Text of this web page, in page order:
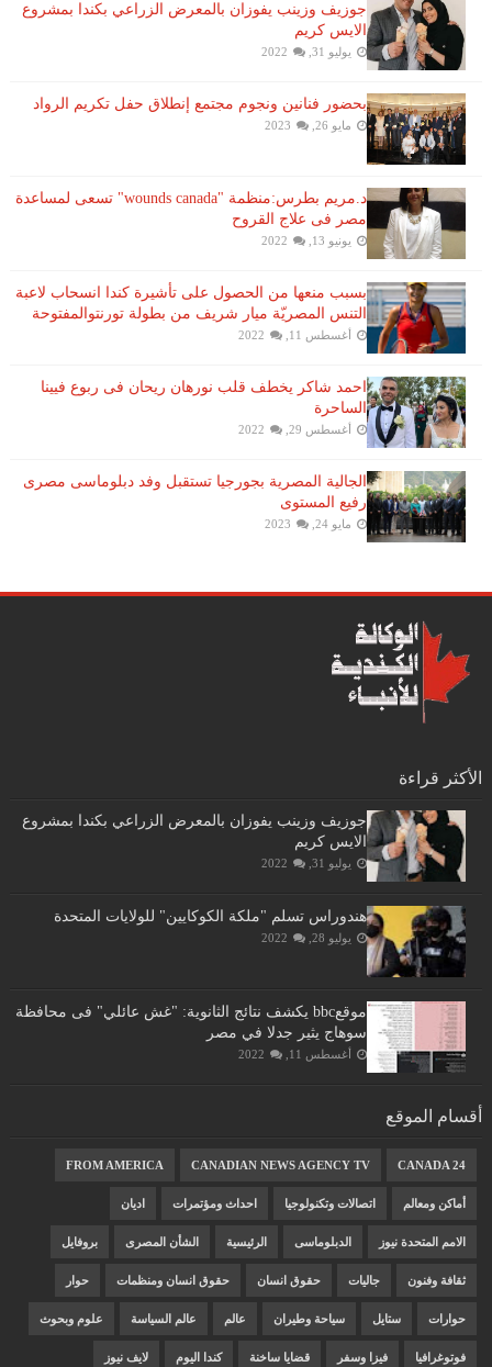
جوزيف وزينب يفوزان بالمعرض الزراعي بكندا بمشروع
الايس كريم
يوليو 31, 2022
بحضور فنانين ونجوم مجتمع إنطلاق حفل تكريم الرواد
مايو 26, 2023
د.مريم بطرس:منظمة "wounds canada" تسعى لمساعدة
مصر فى علاج القروح
يونيو 13, 2022
بسبب منعها من الحصول على تأشيرة كندا انسحاب لاعبة ​
التنس​ المصريّة ​ميار شريف​ من بطولة ​تورنتو​المفتوحة
أغسطس 11, 2022
احمد شاكر يخطف قلب نورهان ريحان فى ربوع فيينا
الساحرة
أغسطس 29, 2022
الجالية المصرية بجورجيا تستقبل وفد دبلوماسى مصرى
رفيع المستوى
مايو 24, 2023
الأكثر قراءة
جوزيف وزينب يفوزان بالمعرض الزراعي بكندا بمشروع
الايس كريم
يوليو 31, 2022
هندوراس تسلم "ملكة الكوكايين" للولايات المتحدة
يوليو 28, 2022
موقعbbc يكشف نتائج الثانوية: "غش عائلي" فى محافظة
سوهاج يثير جدلا في مصر
أغسطس 11, 2022
أقسام الموقع
CANADA 24
CANADIAN NEWS AGENCY TV
FROM AMERICA
أماكن ومعالم اتصالات وتكنولوجيا احداث ومؤتمرات اديان
الامم المتحدة نيوز الدبلوماسى الرئيسية الشأن المصرى بروفايل
ثقافة وفنون جاليات حقوق انسان حقوق انسان ومنظمات حوار
حوارات ستايل سياحة وطيران عالم عالم السياسة علوم وبحوث
فوتوغرافيا فيزا وسفر قضايا ساخنة كندا اليوم لايف نيوز